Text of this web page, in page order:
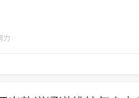
力